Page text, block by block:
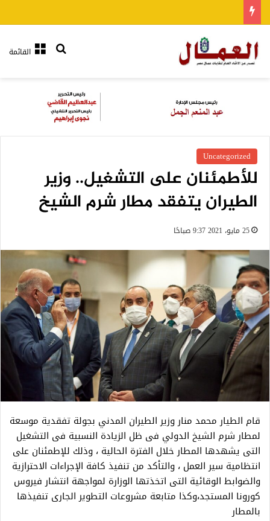
القائمةبحث عن
Uncategorized
للأطمئنان على التشغيل.. وزير
الطيران يتفقد مطار شرم الشيخ
25 مايو، 2021 9:37 صباحًا
قام الطيار محمد منار وزير الطيران المدني بجولة تفقدية موسعة
لمطار شرم الشيخ الدولي فى ظل الزيادة النسبية فى التشغيل
التى يشهدها المطار خلال الفترة الحالية ، وذلك للإطمئنان على
انتظامية سير العمل ، والتأكد من تنفيذ كافة الإجراءات الاحترازية
والضوابط الوقائية التى اتخذتها الوزارة لمواجهة انتشار فيروس
كورونا المستجد،وكذا متابعة مشروعات التطوير الجارى تنفيذها
بالمطار